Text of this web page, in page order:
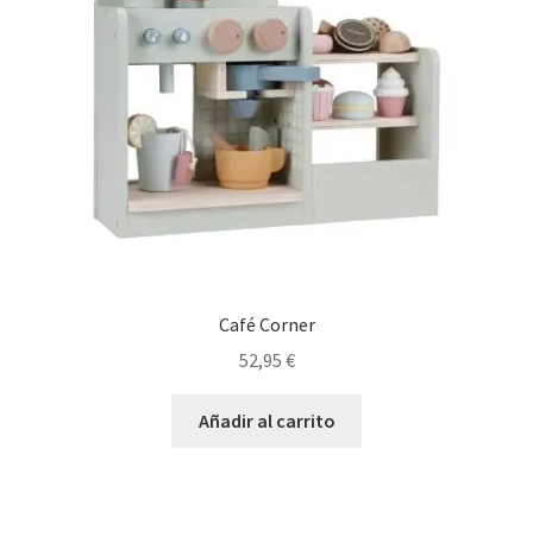
Café Corner
52,95 €
Añadir al carrito